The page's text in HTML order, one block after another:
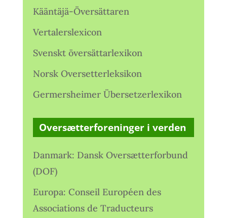
Kääntäjä-Översättaren
Vertalerslexicon
Svenskt översättarlexikon
Norsk Oversetterleksikon
Germersheimer Übersetzerlexikon
Oversætterforeninger i verden
Danmark: Dansk Oversætterforbund
(DOF)
Europa: Conseil Européen des
Associations de Traducteurs